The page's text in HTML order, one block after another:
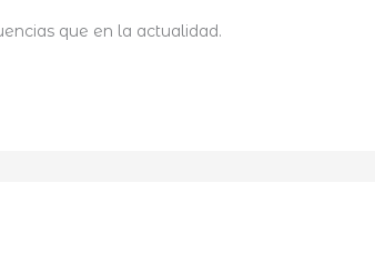
que en la actualidad.